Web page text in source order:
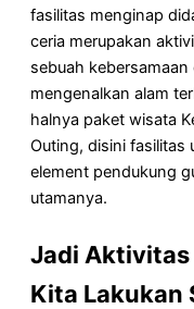
fasilitas menginap
ceria merupakan
sebuah
mengenalkan alam
halnya paket wisata
Outing, disini fasilitas
element pendukung
utamanya.
Jadi Aktivitas
Kita Lakukan